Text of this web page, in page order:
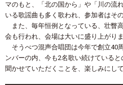
マのもと、「北の国から」や「川の流
いる歌謡曲も多く歌われ、参加者はそ
また、毎年恒例となっている、壮瞥
会も行われ、会場は大いに盛り上がりま
そうべつ混声合唱団は今年で創立40
ンバーの内、今も2名歌い続けている
聞かせていただくことを、楽しみにし